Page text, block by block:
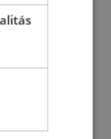
belüli
meg
a
mellett